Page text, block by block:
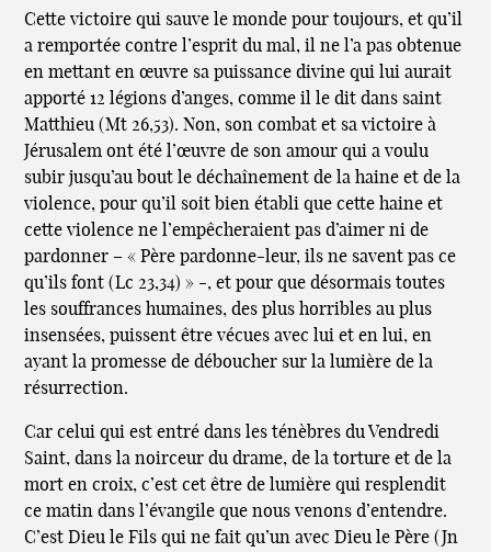
Cette victoire qui sauve le monde pour toujours, et qu’il
a remportée contre l’esprit du mal, il ne l’a pas obtenue
en mettant en œuvre sa puissance divine qui lui aurait
apporté 12 légions d’anges, comme il le dit dans saint
Matthieu (Mt 26,53). Non, son combat et sa victoire à
Jérusalem ont été l’œuvre de son amour qui a voulu
subir jusqu’au bout le déchaînement de la haine et de la
violence, pour qu’il soit bien établi que cette haine et
cette violence ne l’empêcheraient pas d’aimer ni de
pardonner – « Père pardonne-leur, ils ne savent pas ce
qu’ils font (Lc 23,34) » -, et pour que désormais toutes
les souffrances humaines, des plus horribles au plus
insensées, puissent être vécues avec lui et en lui, en
ayant la promesse de déboucher sur la lumière de la
résurrection.
Car celui qui est entré dans les ténèbres du Vendredi
Saint, dans la noirceur du drame, de la torture et de la
mort en croix, c’est cet être de lumière qui resplendit
ce matin dans l’évangile que nous venons d’entendre.
C’est Dieu le Fils qui ne fait qu’un avec Dieu le Père (Jn